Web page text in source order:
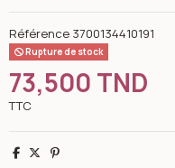
Référence 3700134410191
Rupture de stock
73,500 TND
TTC
Partager
TweetPinterest